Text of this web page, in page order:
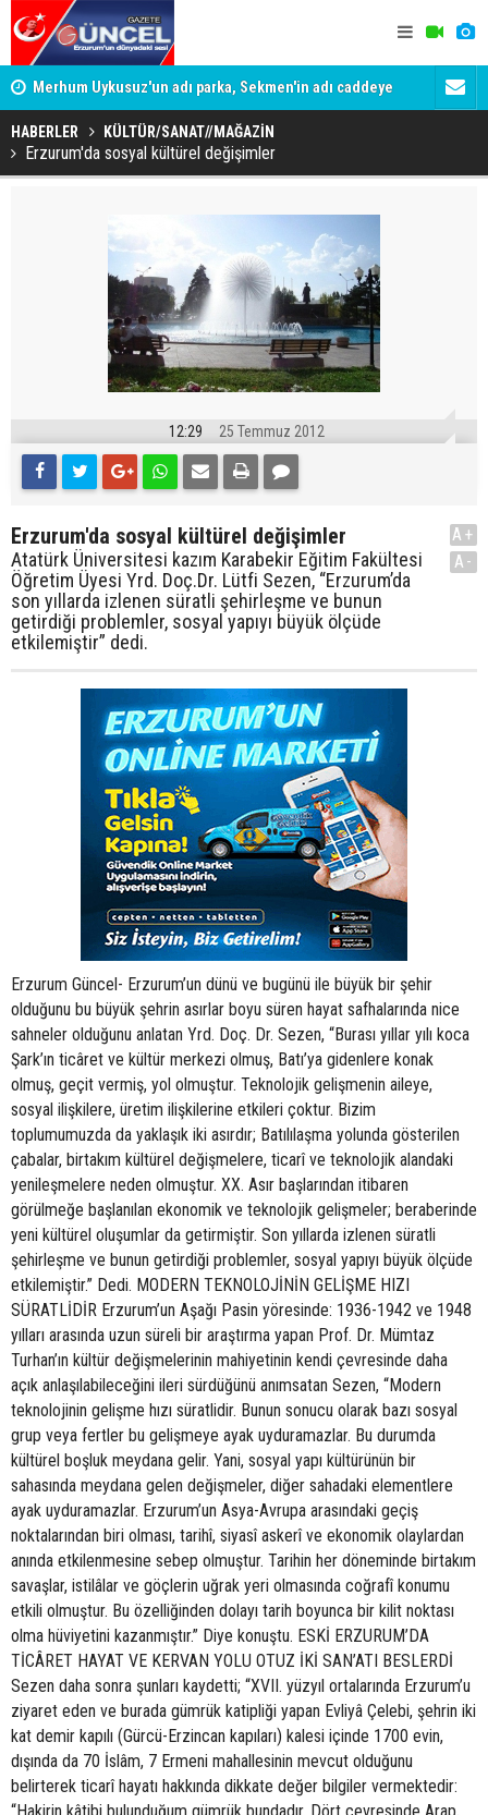
Merhum Uykusuz'un adı parka, Sekmen'in adı caddeye
verildi
Konuşanlar'a katıldı, söyledikleri başına iş açtı!
Gözaltına alındı
ADALET
HABERLER KÜLTÜR/SANAT//MAĞAZİN
Erzurum'da sosyal kültürel değişimler
12:29 25 Temmuz 2012
Erzurum'da sosyal kültürel değişimler
Atatürk Üniversitesi kazım Karabekir Eğitim Fakültesi
Öğretim Üyesi Yrd. Doç.Dr. Lütfi Sezen, “Erzurum’da
son yıllarda izlenen süratli şehirleşme ve bunun
getirdiği problemler, sosyal yapıyı büyük ölçüde
etkilemiştir” dedi.
A+
A-
Erzurum Güncel- Erzurum’un dünü ve bugünü ile büyük bir şehir olduğunu bu büyük şehrin asırlar boyu süren hayat safhalarında nice sahneler olduğunu anlatan Yrd. Doç. Dr. Sezen, “Burası yıllar yılı koca Şark’ın ticâret ve kültür merkezi olmuş, Batı’ya gidenlere konak olmuş, geçit vermiş, yol olmuştur. Teknolojik gelişmenin aileye, sosyal ilişkilere, üretim ilişkilerine etkileri çoktur. Bizim toplumumuzda da yaklaşık iki asırdır; Batılılaşma yolunda gösterilen çabalar, birtakım kültürel değişmelere, ticarî ve teknolojik alandaki yenileşmelere neden olmuştur. XX. Asır başlarından itibaren görülmeğe başlanılan ekonomik ve teknolojik gelişmeler; beraberinde yeni kültürel oluşumlar da getirmiştir. Son yıllarda izlenen süratli şehirleşme ve bunun getirdiği problemler, sosyal yapıyı büyük ölçüde etkilemiştir.” Dedi. MODERN TEKNOLOJİNİN GELİŞME HIZI SÜRATLİDİR Erzurum’un Aşağı Pasin yöresinde: 1936-1942 ve 1948 yılları arasında uzun süreli bir araştırma yapan Prof. Dr. Mümtaz Turhan’ın kültür değişmelerinin mahiyetinin kendi çevresinde daha açık anlaşılabileceğini ileri sürdüğünü anımsatan Sezen, “Modern teknolojinin gelişme hızı süratlidir. Bunun sonucu olarak bazı sosyal grup veya fertler bu gelişmeye ayak uyduramazlar. Bu durumda kültürel boşluk meydana gelir. Yani, sosyal yapı kültürünün bir sahasında meydana gelen değişmeler, diğer sahadaki elementlere ayak uyduramazlar. Erzurum’un Asya-Avrupa arasındaki geçiş noktalarından biri olması, tarihî, siyasî askerî ve ekonomik olaylardan anında etkilenmesine sebep olmuştur. Tarihin her döneminde birtakım savaşlar, istilâlar ve göçlerin uğrak yeri olmasında coğrafî konumu etkili olmuştur. Bu özelliğinden dolayı tarih boyunca bir kilit noktası olma hüviyetini kazanmıştır.” Diye konuştu. ESKİ ERZURUM’DA TİCÂRET HAYAT VE KERVAN YOLU OTUZ İKİ SAN’ATI BESLERDİ Sezen daha sonra şunları kaydetti; “XVII. yüzyıl ortalarında Erzurum’u ziyaret eden ve burada gümrük katipliği yapan Evliyâ Çelebi, şehrin iki kat demir kapılı (Gürcü-Erzincan kapıları) kalesi içinde 1700 evin, dışında da 70 İslâm, 7 Ermeni mahallesinin mevcut olduğunu belirterek ticarî hayatı hakkında dikkate değer bilgiler vermektedir: “Hakirin kâtibi bulunduğum gümrük bundadır. Dört çevresinde Arap, Acem, Hint, Hıtay, Hoten bezirgânlarının hâneleri vardır. İstanbul ve İzmir gümrüğünden sonra, en işlek gümrük bu Erzurum gümrüğüdür. Zirâ tüccarına adâlet ederler.” XVIII. yüzyıl başlarından itibaren Osmanlı-Rus çarpışmalarına ve XIX. yüzyıl başlarında ilk defa Rus istilâsına sahne olan Erzurum, kısa zamanda toparlanır. XIX. yüzyıl ortalarında nüfusu 100.000’i aşar. Bu gelişmesini bir iktisadî denklilik üzerine kurmuştur. İran, ithalat ve ihracatının yarıdan fazlası Trabzon-Tebriz yoluyla yapılıyordu. Bu kervan yolu, Erzurum’u asırlar içinde, eşrafıyla, âyanıyla, ulemâsıyla, esnafıyla tam bir Ortaçağ şehri olarak kurmuştu. Bu transit yoldan her yıl 30-40 bin deve belki iki misli katır işliyordu. Bunlar, Tebriz’den gelişinde ve Trabzon’dan dönüşünde kumanyasını daima Erzurum’dan tedarik ediyordu. Hayvanlarını nallatıyor, at eğeri, yük semeri, nal, gem, ağızlık, hülâsa, her türlü eksiklerini buradan tamamlıyorlardı. Eski Erzurum’da bu ticâret hayatı ve kervan yolu otuz iki san’atı beslerdi: Dabaklar, saraçlar, semerciler, dikiciler, çarıkçılar, mesçiler, kürkçüler, kevelciler, kunduracılar, kazazlar, arabacılar, keçeciler, çadırcılar, culfalar, ipçiler, demirciler, bakırcılar, kılıççılar, kuyumcular, zarcılar, sandıkçılar, kaşıkçılar, tarakçılar, marancılar, boyacılar, dülgerler, yabacılar, sabuncular, mumcular, takımcılar… Erzurum’un ve Erzurum’la aynı kaderi paylaşan Trabzon’un ticarî hayatını baltalayan en önemli olumsuz gelişme, Fransızlar tarafından inşâ edilen, Akdeniz’le Kızıldeniz’i birbirine bağlayan Süveyş Kanalı’nın 1869 yılında faaliyete geçmesi olmuştur. 168 km. boyundaki bu kanal, Tebriz-Erzurum-Trabzon transit yolu taşımacılığını, daha ucuz ve ekonomik olan deniz yoluna kaydırmıştır. Bundan dolayı Erzurum ve Trabzon’un ticarî hayatı büyük ölçüde zarar görmüştür. 1877-1878 Harbinde(1293 Harbi) Aziziye harikasını sahneleyen Erzurum, 1.Dünya Savaşı’na kadar kendisini toparlamaya çalışmış, ancak savaşla yeniden bir felâkete uğramıştır. 16 Şubat 1915’te Rusların eline geçmiş, 1917’de şehirdeki hakimiyeti ellerine geçiren Ermeni çeteleri, Müslüman halka yapmadıkları işkence bırakmayarak büyük katliama girişmişlerdir. Erzurum, 12 Mart 1918’de Türk kuvvetleri tarafından geri alındığı zaman, baştan başa bir harabe halinde bulunuyordu. Atatürk’ün başlattığı Millî Mücâdele’de (1919-1922) ilk önemli kongreye sahne olan Erzurum (23 Temmuz 1919), çile ve mihnetle dolu savaş yıllarından sonra, Cumhuriyet devrinde yeniden eski canlılığını kazanmağa ve gelişmeye başlamıştır. Başlangıçta çok ağır olan bu gelişme, 1939’da demiryolunun Erzurum’a varması ile birden bire hızlanmıştır. Erzurum, demiryoluna kavuşması neticesinde; 1935 nüfus sayımında 33.124 olan nüfusunu, 1940 yılında, %43.74’lük artışla 47.613’e çıkartmıştır. Bu artış, 1927 yılından beri yaklaşık 5 yılda bir yapılan nüfus sayımlarında Erzurum’da görülen en yüksek rakamdır.” ERZURUM ÜNİVERSİTE ŞEHRİ Büyük Önder Atatürk’ün 1 Kasım 1937’de Türkiye Büyük Millet Meclisi’nde yaptıkları konuşmada memleket hizmetlerinin Doğu’ya akışını hızlandırmak üzere, Doğu Anadolu’da bir üniversite açılmasını emir ve vasiyet ettiğini belirten Sezen, “Bu vasiyet 17 Kasım 1958’de Erzurum’da öğretime başlatılan, Atatürk Üniversitesi ile yerine getirilmiş olur. Üniversitenin faaliyete geçmesi ile, Erzurum bir üniversite şehri hüviyetini kazanmıştır. Doğu Anadolu Bölgesi’nin sosyo-ekonomik kalkınmasına büyük katkıları olan Atatürk Üniversitesi, eğitim ve bilimsel nitelikli çalışmalarının yanı sıra sosyal, kültürel, ekonomik yönden de önemli hizmetler vermektedir. Ayrıca, sağlık alanında çok yönlü hizmet vermenin gayreti içindedir. Kuruluşundan beri iş başında olan, çeşitli kademelerde görev alan elemanların özverili gayretleri Üniversitemizi, ülkemizin en büyük eğitim kurumlarından biri haline getirmiştir. Atatürk Üniversitesi’nde, eğitim-öğretim dönemi içerisinde; bilimsel ve kültürel etkinlikler düzenli bir şekilde yapılmaktadır. Bunlar; konferans, kongre, sempozyum, panel veya eğlence amaçlı olabilmektedir. Günümüzde, Atatürk Üniversitesi yoğun bilimsel çalışmalar yapılan bir yüksek öğretim ve eğitim kurumu olması yanında, Erzurum’un ekonomik hayatının da can damarı durumundadır. 1956 yılında üretime geçen Ilıca Şeker Fabrikası ile 1972 yılında üretime başlayan Aşkele Çimento Fabrikası, Cumhuriyet döneminde yöreye kazandırılan ve ticarî hayatın canlanmasına yardımcı olan mütevazı eserlerdir. Daha sonraki yıllarda önemli bir yatırım yapılmadığını görüyoruz. Hatta 1985-1990 yılları arasında Erzurum’un nüfusunda %1,48 oranında azalma olduğu gözlemlenmiştir. Son zamanlarda büyük şehir olmanın getirdiği avantajla, 1990 yılında 242.391 olan Erzurum’un nüfusu %23,25’lik artışla 1997 yılı nüfus sayımında 298.756’ya yükselmiştir. “Doğu’nun Paris”i diye adlandırılan ve daha büyük olma gayreti içinde bulunan Erzurum’u layık olduğu yere kavuşturmak bu sınırlı yatırımlarla mümkün değildir. Son yıllarda Erzurum dünyada ve Türkiye’deki hızlı gelişmelerden yeterince nasibini alamamıştır. XVII. yüzyılda Osmanlı İmparatorluğu’nun İstanbul ve İzmir’den sonra üçüncü büyük gümrük şehri durumunda olan Erzurum’un günümüzde artan nüfusu sürekli göç etmekte, caddelerdeki dükkanların vitrinlerini satılık ev ve diğer taşınmaz mal ilânları süslemektedir. Erzurum’un tarihteki yerini alması için başta devlet ve siyaset adamlarımız olmak üzere herkese büyük sorumluluklar düşmektedir. Dış göç veren illerin başında olan bu ilimizin, kalkınmasına yönelik diğer özendirici tedbirler de yeterli değildir. Buna bağlı olarak yatırımlar aksamakta, yöredeki iş adamları da yatırımlarını Batı’daki illere kaydırmaktadırlar. Erzurum’un geri kalmışlık zincirini kırmadan, tarihteki yerini alması düşünülemez. Yukarıda sözünü ettiğimiz ümit verici gelişmelerin gerçekleşmesi de yörenin kalkınmasına bağlıdır. Aksini düşünmek, gerçekleri görmemek olur. Erzurum, konumu itibariyle devletin özel bir hassasiyet göstermesi gereken ilimizdir. Bu da ekonomik hayatın iyileştirilmesi, işsizliğin giderilmesi, sosyal ve kültürel hayatın zenginleştirilmesi ile mümkündür. Doğu’nun incisi güzel Erzurum’umuz kültürel zenginliklerle doludur. 1948 yılı Haziran ayı içinde Erzurum’u ziyaret eden İngiltere’nin Ankara Büyükelçisi Sir Kelly izlenimlerini şöyle dile getirmektedir: ”Size Erzurum’daki izlenimlerimden bahsetmek isterim. Orada hakikaten Türk kudretinin timsali olan bir mıntıkada bulunduğumu hissettim. Sokaklarda gezenlerin çehrelerinden mutlu insanlar olduklarını anladım. millî oyunlarını seyrettim. Bu oyunları oynayan erkekleri dikkatle takip ettim. Bana heyecanlı bir kuvvet ve kudret tesiri verdiler. Bu kültür şehrinde hakikaten çok cesur ve kuvvetli bir zümrenin yaşadığı hissedilmektedir”. Günümüz dünyasında, teknolojik yenilikler, kültür gruplarını birbirleriyle daha yakın temas haline sokmuştur. Bunun sonucu olarak kültürlerin birbirlerini birçok sahada etkiledikleri görülmüştür. Genel olarak şehirleşme, ekonomik bünyede meydana gelen bir değişme olmasına rağmen, sosyal ve kültürel alanda geniş ölçüde değişmeler meydana getirmiştir. Bu değişme, tarihî ve ticarî bakımdan önemli bir konuma sahip olan Erzurum’da da görülmüştür. Erzurum Osmanlı idâresine girdikten sonra, tarihin her devrinde birtakım sosyal çalkantılara sahne olmuştur. I.Cihan Harbi’nde (1914-1918) %50-60 nispetinde harap olan şehir, 1928’de deprem felâketi ile yerle bir olur. Halk gördüğü korkunç felâketin tesirinden uzun müddet kurtulamaz. Geçici bir müddet için yapmış oldukları derme çatma evlerde senelerce oturmak zorunda kalır. Daha sonraki yıllarda, çeşitli kooperatifler kurularak inşaat sektörü canlanmıştır. Müteakıben Belediye Başkanlıklarınca gecekondu önleme ve uygulama alanları inşa edilmesi, şehrin daha planlı bir şekilde gelişmesine yardımcı olmuştur. Günümüzde Erzuru